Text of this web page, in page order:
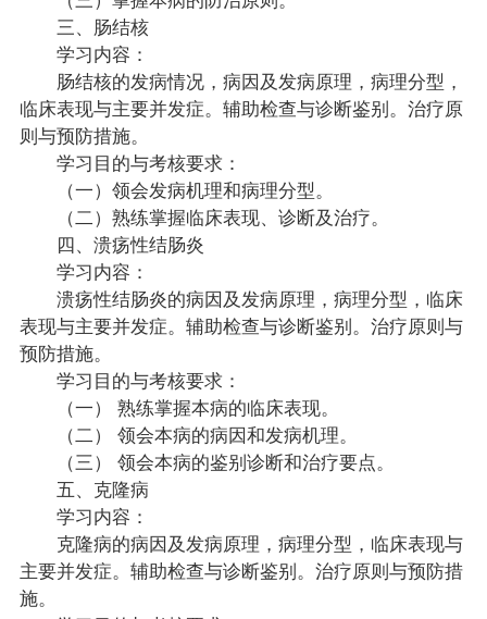
三、肠结核
学习内容：
肠结核的发病情况，病因及发病原理，病理分型，
临床表现与主要并发症。辅助检查与诊断鉴别。治疗原
则与预防措施。
学习目的与考核要求：
（一）领会发病机理和病理分型。
（二）熟练掌握临床表现、诊断及治疗。
四、溃疡性结肠炎
学习内容：
溃疡性结肠炎的病因及发病原理，病理分型，临床
表现与主要并发症。辅助检查与诊断鉴别。治疗原则与
预防措施。
学习目的与考核要求：
（一） 熟练掌握本病的临床表现。
（二） 领会本病的病因和发病机理。
（三） 领会本病的鉴别诊断和治疗要点。
五、克隆病
学习内容：
克隆病的病因及发病原理，病理分型，临床表现与
主要并发症。辅助检查与诊断鉴别。治疗原则与预防措
施。